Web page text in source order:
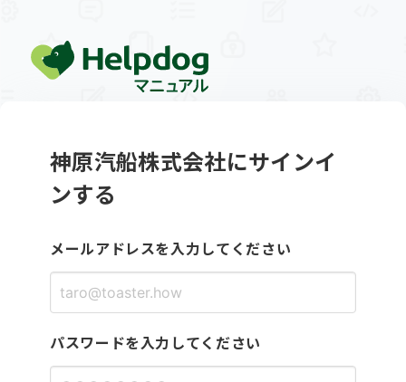
神原汽船株式会社にサインイ
ンする
メールアドレスを入力してください
パスワードを入力してください